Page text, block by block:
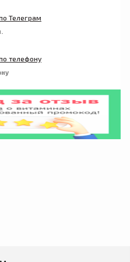
Телеграм
телефону